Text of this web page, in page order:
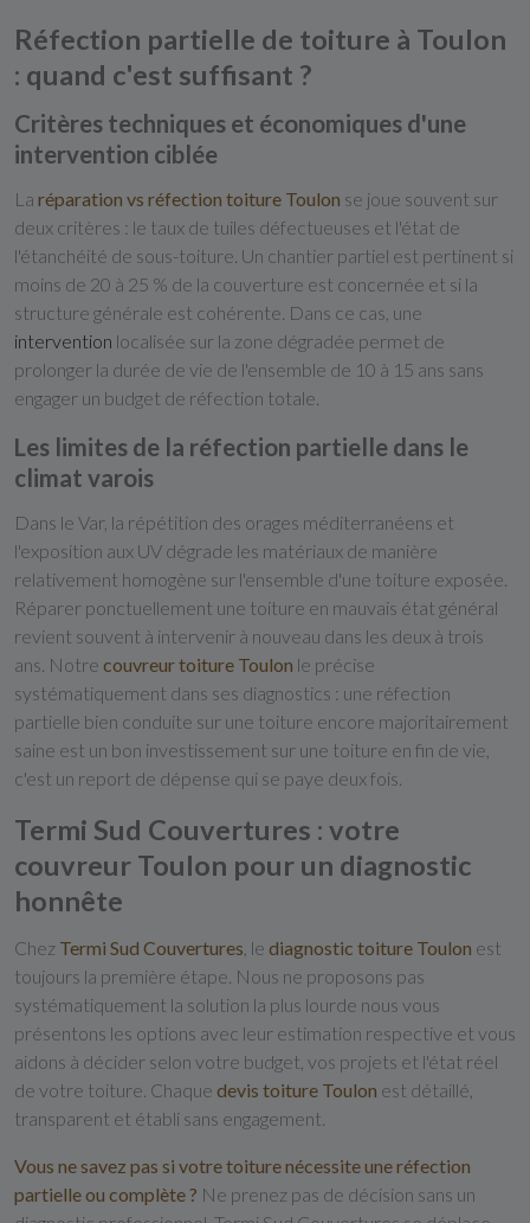
Réfection partielle de toiture à Toulon
: quand c'est suffisant ?
Critères techniques et économiques d'une
intervention ciblée
La réparation vs réfection toiture Toulon se joue souvent sur
deux critères : le taux de tuiles défectueuses et l'état de
l'étanchéité de sous-toiture. Un chantier partiel est pertinent si
moins de 20 à 25 % de la couverture est concernée et si la
structure générale est cohérente. Dans ce cas, une
intervention localisée sur la zone dégradée permet de
prolonger la durée de vie de l'ensemble de 10 à 15 ans sans
engager un budget de réfection totale.
Les limites de la réfection partielle dans le
climat varois
Dans le Var, la répétition des orages méditerranéens et
l'exposition aux UV dégrade les matériaux de manière
relativement homogène sur l'ensemble d'une toiture exposée.
Réparer ponctuellement une toiture en mauvais état général
revient souvent à intervenir à nouveau dans les deux à trois
ans. Notre couvreur toiture Toulon le précise
systématiquement dans ses diagnostics : une réfection
partielle bien conduite sur une toiture encore majoritairement
saine est un bon investissement sur une toiture en fin de vie,
c'est un report de dépense qui se paye deux fois.
Termi Sud Couvertures : votre
couvreur Toulon pour un diagnostic
honnête
Chez Termi Sud Couvertures , le diagnostic toiture Toulon est
toujours la première étape. Nous ne proposons pas
systématiquement la solution la plus lourde nous vous
présentons les options avec leur estimation respective et vous
aidons à décider selon votre budget, vos projets et l'état réel
de votre toiture. Chaque devis toiture Toulon est détaillé,
transparent et établi sans engagement.
Vous ne savez pas si votre toiture nécessite une réfection
partielle ou complète ? Ne prenez pas de décision sans un